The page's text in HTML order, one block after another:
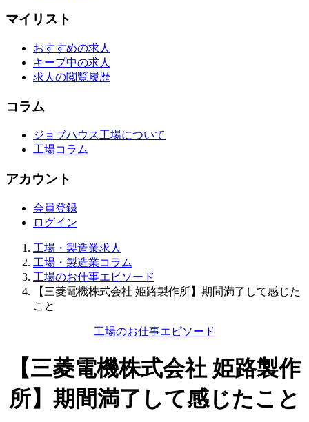
マイリスト
おすすめの求人
キープ中の求人
求人の閲覧履歴
コラム
ジョブハウス工場について
工場コラム
アカウント
会員登録
ログイン
工場・製造業求人
工場・製造業コラム
工場のお仕事エピソード
【三菱電機株式会社 姫路製作所】期間満了して感じた
こと
工場のお仕事エピソード
【三菱電機株式会社 姫路製作
所】期間満了して感じたこと